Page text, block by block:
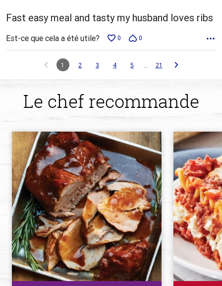
Fast easy meal and tasty my husband loves ribs
Est-ce que cela a été utile? 0 0
1 2 3 4 5 … 21
Le chef recommande